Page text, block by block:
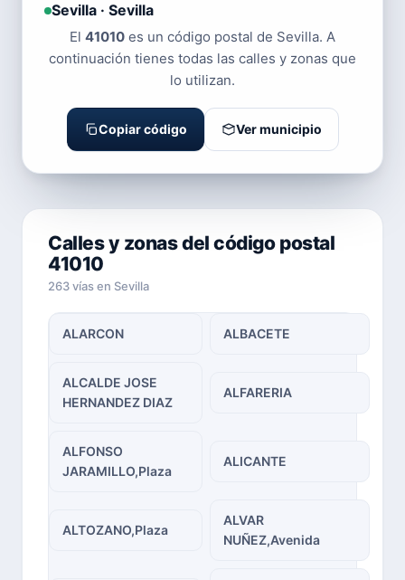
Sevilla · Sevilla
El 41010 es un código postal de Sevilla. A
continuación tienes todas las calles y zonas que
lo utilizan.
Copiar código Ver municipio
Calles y zonas del código postal
41010
263 vías en Sevilla
ALARCON ALBACETE
ALCALDE JOSE
HERNANDEZ DIAZ
ALFARERIA
ALFONSO
JARAMILLO,Plaza
ALICANTE
ALTOZANO,Plaza
ALVAR
NUÑEZ,Avenida